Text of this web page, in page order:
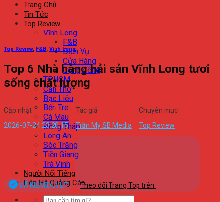
Trang Chủ
Tin Tức
Top Review
Vĩnh Long
F&B
Dịch Vụ
Cửa Hàng
Cộng đồng
TPHCM
Cần Thơ
Bạc Liêu
Bến Tre
Cà Mau
Đồng Tháp
Long An
Sóc Trăng
Tiền Giang
Trà Vinh
Người Nổi Tiếng
Liên Hệ Quảng Cáo
Top Review, F&B, Vĩnh Long
Top 6 Nhà hàng hải sản Vĩnh Long tươi
sống chất lượng
Cập nhật
2026-07-24 23:20:15
Tác giả
Trần My SB Media
Chuyên mục
Top Review
ĐÃ KIỂM DUYỆT Theo dõi Trang Top trên